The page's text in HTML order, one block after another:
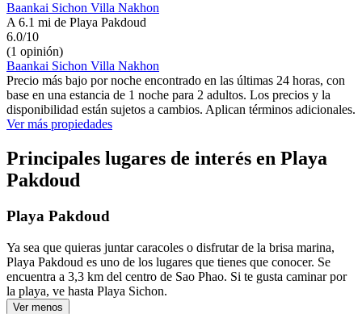
Baankai Sichon Villa Nakhon
A 6.1 mi de Playa Pakdoud
6.0/10
(1 opinión)
Baankai Sichon Villa Nakhon
Precio más bajo por noche encontrado en las últimas 24 horas, con
base en una estancia de 1 noche para 2 adultos. Los precios y la
disponibilidad están sujetos a cambios. Aplican términos adicionales.
Ver más propiedades
Principales lugares de interés en Playa
Pakdoud
Playa Pakdoud
Ya sea que quieras juntar caracoles o disfrutar de la brisa marina,
Playa Pakdoud es uno de los lugares que tienes que conocer. Se
encuentra a 3,3 km del centro de Sao Phao. Si te gusta caminar por
la playa, ve hasta Playa Sichon.
Ver menos